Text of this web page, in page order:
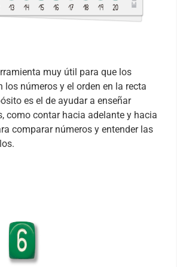
muy útil para que los
los números y el orden en la recta
es el de ayudar a enseñar
como contar hacia adelante y hacia
comparar números y entender las